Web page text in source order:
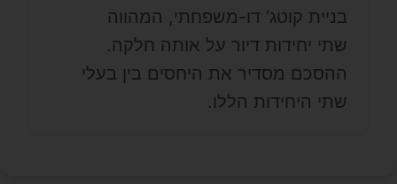
בניית קוטג' דו-משפחתי, המהווה
שתי יחידות דיור על אותה חלקה.
ההסכם מסדיר את היחסים בין בעלי
שתי היחידות הללו.